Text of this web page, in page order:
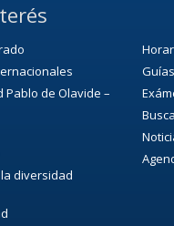
Pablo de Olavide –
diversidad